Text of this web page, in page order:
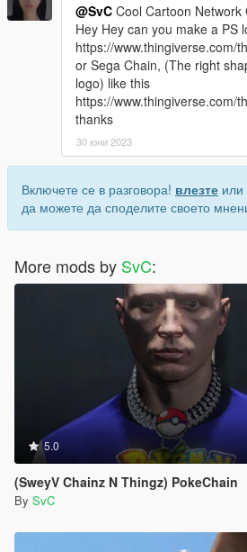
@SvC Cool Cartoon Network
Hey Hey can you make a PS
https://www.thingiverse.com/
or Sega Chain, (The right
logo) like this
https://www.thingiverse.com/
thanks
30 юни 2023
Включете се в разговора! влезте или
да можете да споделите своето
More mods by SvC:
5.0
(SweyV Chainz N Thingz) PokeChain
By SvC